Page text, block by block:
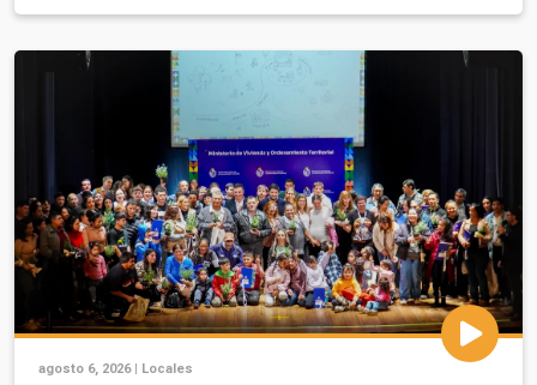
agosto 6, 2026 | Locales